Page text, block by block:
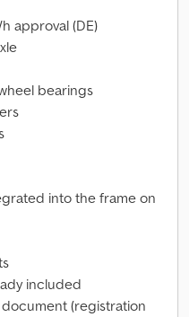
approval (DE)
bearings
into the frame on
included
(registration